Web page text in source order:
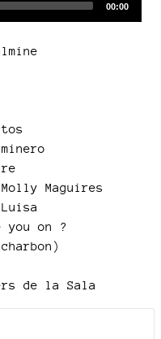
Total
00:00
Maguires
you on ?
de la Sala